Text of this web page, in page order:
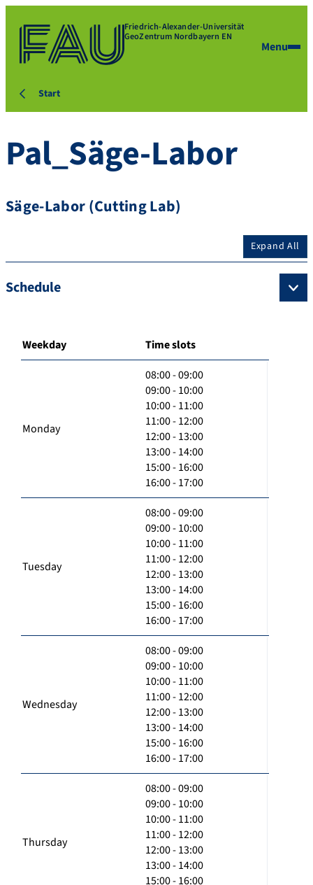
Friedrich-Alexander-Universität
GeoZentrum Nordbayern EN
Menu
Start
Pal_Säge-Labor
Säge-Labor (Cutting Lab)
Expand All
Schedule
Weekday Time slots
Monday
08:00 - 09:00
09:00 - 10:00
10:00 - 11:00
11:00 - 12:00
12:00 - 13:00
13:00 - 14:00
15:00 - 16:00
16:00 - 17:00
Tuesday
08:00 - 09:00
09:00 - 10:00
10:00 - 11:00
11:00 - 12:00
12:00 - 13:00
13:00 - 14:00
15:00 - 16:00
16:00 - 17:00
Wednesday
08:00 - 09:00
09:00 - 10:00
10:00 - 11:00
11:00 - 12:00
12:00 - 13:00
13:00 - 14:00
15:00 - 16:00
16:00 - 17:00
Thursday
08:00 - 09:00
09:00 - 10:00
10:00 - 11:00
11:00 - 12:00
12:00 - 13:00
13:00 - 14:00
15:00 - 16:00